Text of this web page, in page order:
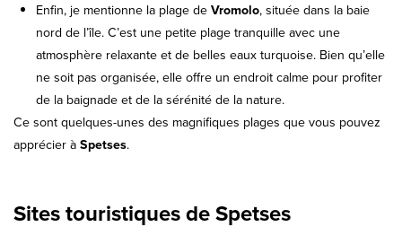
Enfin, je mentionne la plage de Vromolo, située dans la baie
nord de l’île. C’est une petite plage tranquille avec une
atmosphère relaxante et de belles eaux turquoise. Bien qu’elle
ne soit pas organisée, elle offre un endroit calme pour profiter
de la baignade et de la sérénité de la nature.
Ce sont quelques-unes des magnifiques plages que vous pouvez
apprécier à Spetses.
Sites touristiques de Spetses